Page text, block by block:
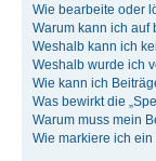
Wie bearbeite oder
Warum kann ich auf
Weshalb kann ich
Weshalb wurde ich
Wie kann ich
Was bewirkt die
Warum muss mein
Wie markiere ich